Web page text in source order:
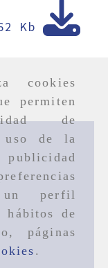
cookies
permiten
de
uso de la
perfil
hábitos de
páginas
.
Kb